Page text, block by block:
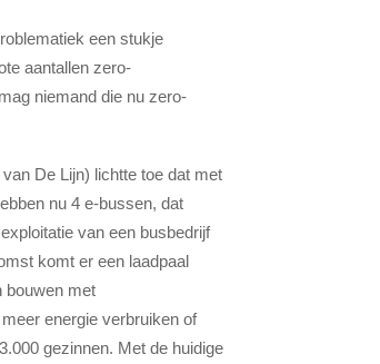
een stukje
aantallen zero-
niemand die nu zero-
De Lijn) lichtte toe dat met
nu 4 e-bussen, dat
van een busbedrijf
komt er een laadpaal
bouwen met
energie verbruiken of
gezinnen. Met de huidige